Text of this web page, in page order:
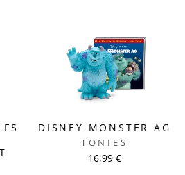
DISNEY MONSTER AG
TONIES
16,99 €